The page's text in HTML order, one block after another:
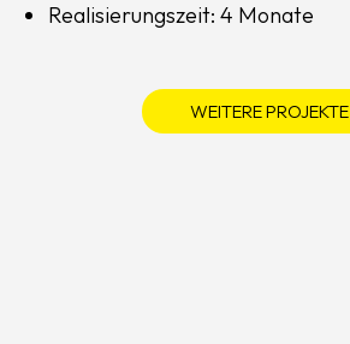
Realisierungszeit: 4 Monate
WEITERE PROJEKTE